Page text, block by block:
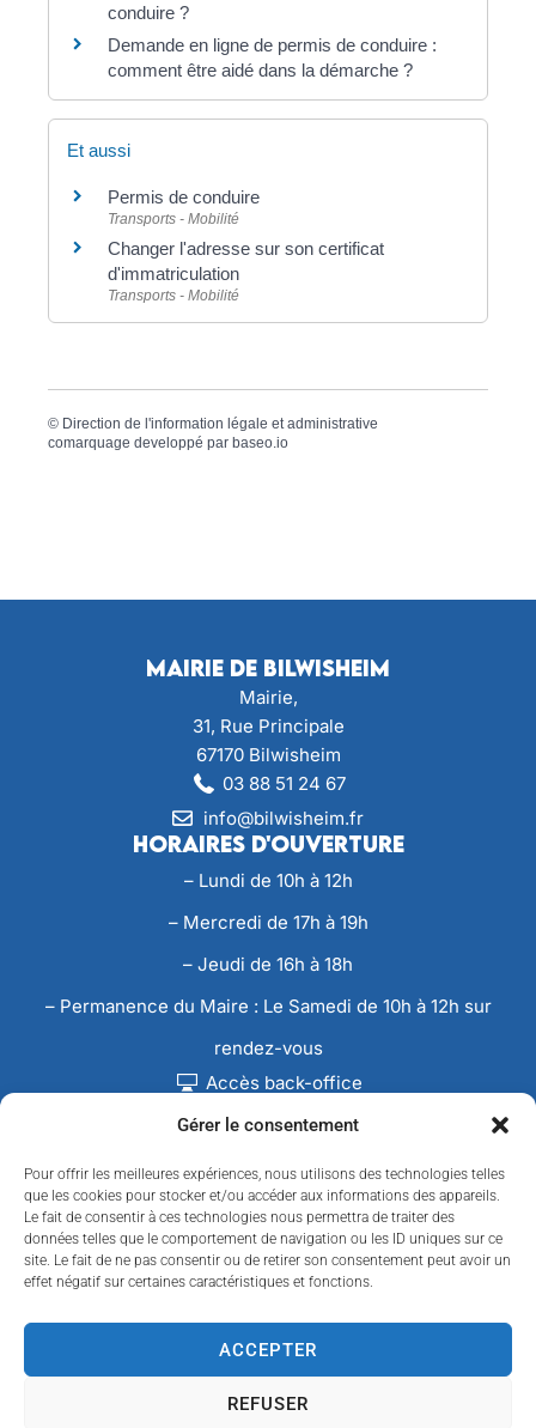
Gérer le consentement
Pour offrir les meilleures expériences, nous utilisons des technologies telles
que les cookies pour stocker et/ou accéder aux informations des appareils.
Le fait de consentir à ces technologies nous permettra de traiter des
données telles que le comportement de navigation ou les ID uniques sur ce
site. Le fait de ne pas consentir ou de retirer son consentement peut avoir un
effet négatif sur certaines caractéristiques et fonctions.
ACCEPTER
REFUSER
conduire ?
Demande en ligne de permis de conduire :
comment être aidé dans la démarche ?
Et aussi
Permis de conduire
Transports - Mobilité
Changer l'adresse sur son certificat
d'immatriculation
Transports - Mobilité
© Direction de l'information légale et administrative
comarquage developpé par baseo.io
Mairie de Bilwisheim
Mairie,
31, Rue Principale
67170 Bilwisheim
03 88 51 24 67
info@bilwisheim.fr
Horaires d'ouverture
– Lundi de 10h à 12h
– Mercredi de 17h à 19h
– Jeudi de 16h à 18h
– Permanence du Maire : Le Samedi de 10h à 12h sur
rendez-vous
Accès back-office
ConfidentialitéDonnées personnelles